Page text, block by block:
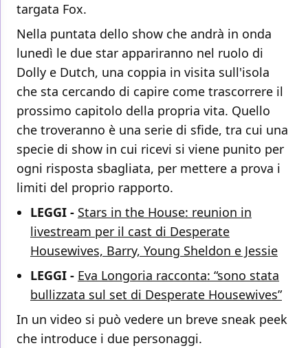
targata Fox.
Nella puntata dello show che andrà in onda
lunedì le due star appariranno nel ruolo di
Dolly e Dutch, una coppia in visita sull'isola
che sta cercando di capire come trascorrere il
prossimo capitolo della propria vita. Quello
che troveranno è una serie di sfide, tra cui una
specie di show in cui ricevi si viene punito per
ogni risposta sbagliata, per mettere a prova i
limiti del proprio rapporto.
LEGGI - Stars in the House: reunion in
livestream per il cast di Desperate
Housewives, Barry, Young Sheldon e Jessie
LEGGI - Eva Longoria racconta: “sono stata
bullizzata sul set di Desperate Housewives”
In un video si può vedere un breve sneak peek
che introduce i due personaggi.